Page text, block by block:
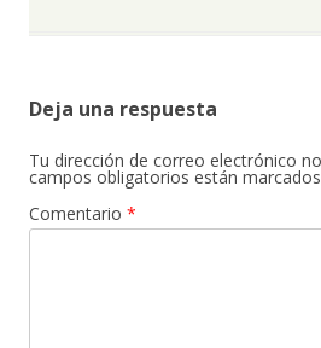
Deja una respuesta
Tu dirección de correo electrónico
campos obligatorios están
Comentario *